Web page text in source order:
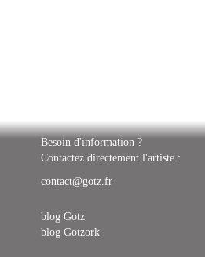
Besoin d'information ?
Contactez directement l'artiste :
contact@gotz.fr
blog Gotz
blog Gotzork